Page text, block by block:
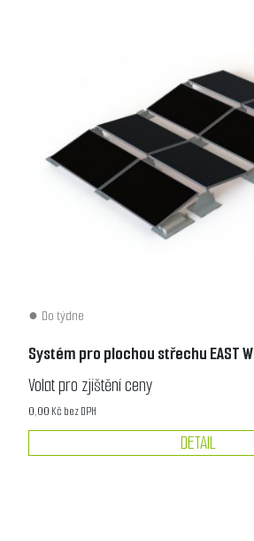
Do týdne
Systém pro plochou střechu EAST
Volat pro zjištění ceny
0,00 Kč bez DPH
DETAIL